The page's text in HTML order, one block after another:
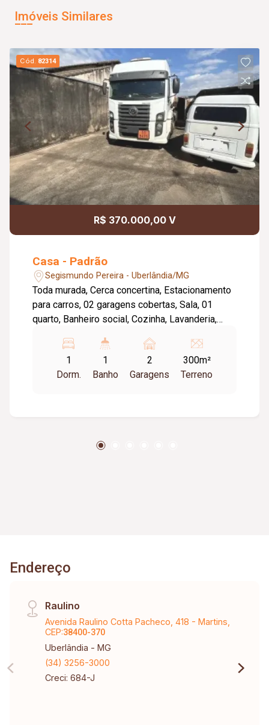
Imóveis Similares
Cód. 82314
R$ 370.000,00 V
Casa - Padrão
Segismundo Pereira - Uberlândia/MG
Toda murada, Cerca concertina, Estacionamento
para carros, 02 garagens cobertas, Sala, 01
quarto, Banheiro social, Cozinha, Lavanderia,
10,00m x 30,00m = 240,00m². Metragem
Construída: Aproximadamente 45,00m².
1
Dorm.
1
Banho
2
Garagens
300m²
Terreno
Endereço
Raulino
Avenida Raulino Cotta Pacheco, 418 - Martins,
CEP:38400-370
Uberlândia - MG
(34) 3256-3000
Creci: 684-J